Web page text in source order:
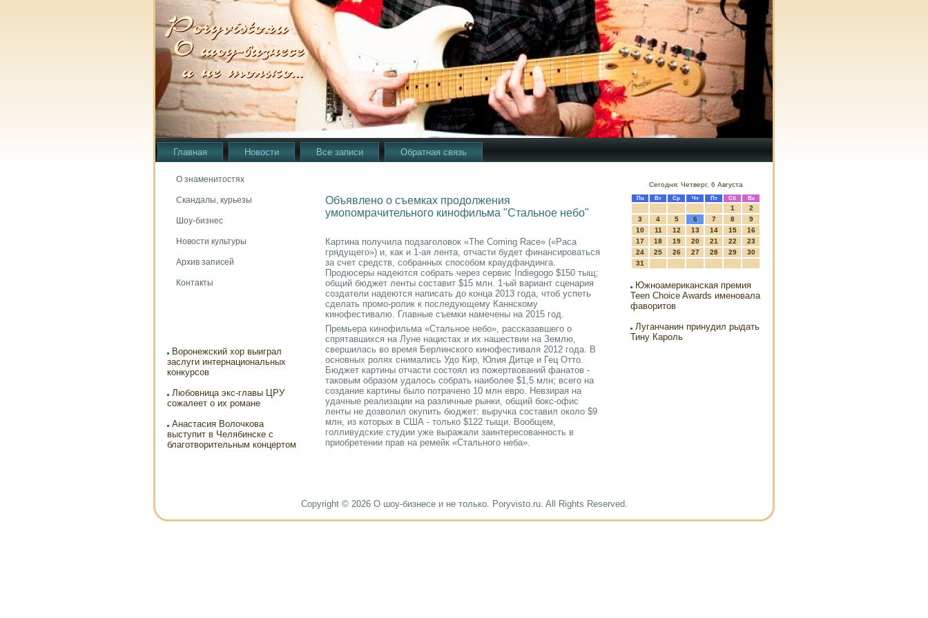
Главная Новости Все записи Обратная связь
О знаменитостях
Скандалы, курьезы
Шоу-бизнес
Новости культуры
Архив записей
Контакты
Воронежский хор выиграл
заслуги интернациональных
конкурсов
Любовница экс-главы ЦРУ
сожалеет о их романе
Анастасия Волочкова
выступит в Челябинске с
благотворительным концертом
Объявлено о съемках продолжения
умопомрачительного кинофильма "Стальное небо"
Картина получила подзаголовок «The Coming Race» («Раса
грядущего») и, как и 1-ая лента, отчасти будет финансироваться
за счет средств, собранных способом краудфандинга.
Продюсеры надеются собрать через сервис Indiegogo $150 тыщ;
общий бюджет ленты составит $15 млн. 1-ый вариант сценария
создатели надеются написать до конца 2013 года, чтоб успеть
сделать промо-ролик к последующему Каннскому
кинофестивалю. Главные съемки намечены на 2015 год.
Премьера кинофильма «Стальное небо», рассказавшего о
спрятавшихся на Луне нацистах и их нашествии на Землю,
свершилась во время Берлинского кинофестиваля 2012 года. В
основных ролях снимались Удо Кир, Юлия Дитце и Гец Отто.
Бюджет картины отчасти состоял из пожертвований фанатов -
таковым образом удалось собрать наиболее $1,5 млн; всего на
создание картины было потрачено 10 млн евро. Невзирая на
удачные реализации на различные рынки, общий бокс-офис
ленты не дозволил окупить бюджет: выручка составил около $9
млн, из которых в США - только $122 тыщи. Вообщем,
голливудские студии уже выражали заинтересованность в
приобретении прав на ремейк «Стального неба».
Сегодня: Четверг, 6 Августа
Пн Вт Ср Чт Пт Сб Вс
1
2
3
4 5 6 7 8
9
10
11 12 13 14 15
16
17
18 19 20 21 22
23
24
25 26 27 28 29
30
31
Южноамериканская премия
Teen Choice Awards именовала
фаворитов
Луганчанин принудил рыдать
Тину Кароль
Copyright © 2026 О шоу-бизнесе и не только. Poryvisto.ru. All Rights Reserved.